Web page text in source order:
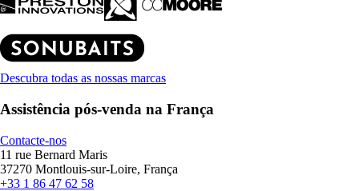
Descubra todas as nossas marcas
Assistência pós-venda na França
Contacte-nos
11 rue Bernard Maris
37270 Montlouis-sur-Loire, França
+33 1 86 47 62 58